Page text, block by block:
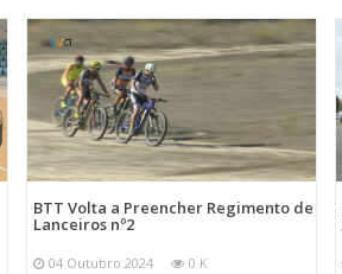
BTT Volta a Preencher Regimento de
Lanceiros nº2
04 Outubro 2024 0 K